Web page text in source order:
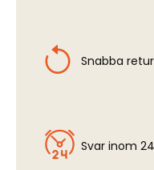
Snabba
Svar inom